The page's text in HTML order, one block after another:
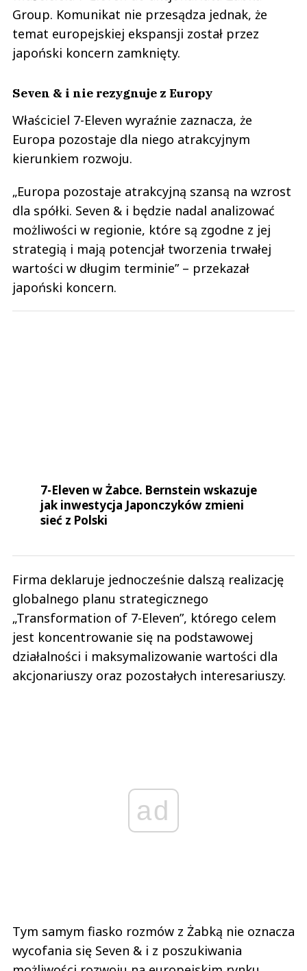
Group. Komunikat nie przesądza jednak, że
temat europejskiej ekspansji został przez
japoński koncern zamknięty.
Seven & i nie rezygnuje z Europy
Właściciel 7-Eleven wyraźnie zaznacza, że
Europa pozostaje dla niego atrakcyjnym
kierunkiem rozwoju.
„Europa pozostaje atrakcyjną szansą na wzrost
dla spółki. Seven & i będzie nadal analizować
możliwości w regionie, które są zgodne z jej
strategią i mają potencjał tworzenia trwałej
wartości w długim terminie” – przekazał
japoński koncern.
7-Eleven w Żabce. Bernstein wskazuje
jak inwestycja Japonczyków zmieni
sieć z Polski
Firma deklaruje jednocześnie dalszą realizację
globalnego planu strategicznego
„Transformation of 7-Eleven”, którego celem
jest koncentrowanie się na podstawowej
działalności i maksymalizowanie wartości dla
akcjonariuszy oraz pozostałych interesariuszy.
ad
Tym samym fiasko rozmów z Żabką nie oznacza
wycofania się Seven & i z poszukiwania